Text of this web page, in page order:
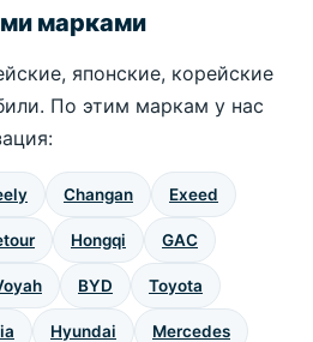
марками
японские, корейские
По этим маркам у нас
Changan Exeed
Hongqi GAC
BYD Toyota
Hyundai Mercedes